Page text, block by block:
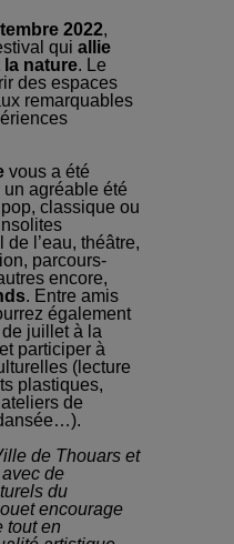
2022,
qui allie
la nature. Le
des espaces
remarquables
vous a été
agréable été
classique ou
l’eau, théâtre,
parcours-
encore,
. Entre amis
également
juillet à la
participer à
(lecture
plastiques,
de
de Thouars et
de
du
encourage
tout en